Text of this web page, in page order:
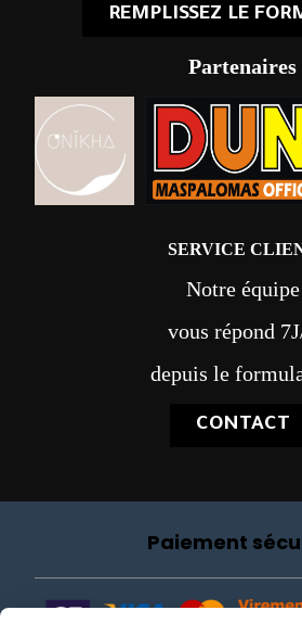
REMPLISSEZ LE
Partenaires
SERVICE
Notre équipe
vous répond
depuis le
CONTACT
Paiement